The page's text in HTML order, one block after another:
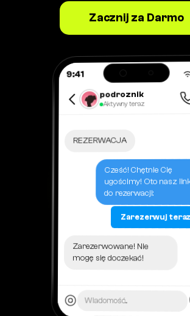
Zacznij za Darmo
9:41
podroznik
Aktywny teraz
REZERWACJA
Cześć! Chętnie Cię
ugościmy! Oto nasz
do rezerwacji:
Zarezerwuj
Zarezerwowane! Nie
mogę się doczekać!
Wiadomość...